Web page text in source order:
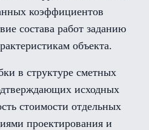
коэффициентов
состава работ заданию
объекта.
в структуре сметных
исходных
стоимости отдельных
проектирования и